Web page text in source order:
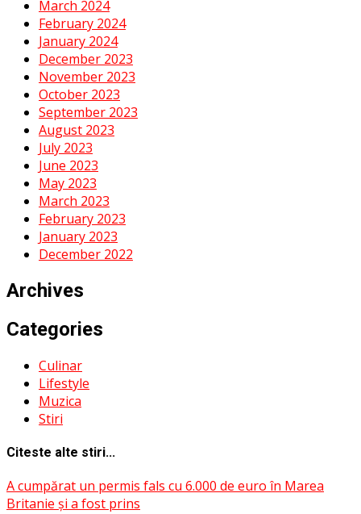
March 2024
February 2024
January 2024
December 2023
November 2023
October 2023
September 2023
August 2023
July 2023
June 2023
May 2023
March 2023
February 2023
January 2023
December 2022
Archives
Categories
Culinar
Lifestyle
Muzica
Stiri
Citeste alte stiri...
A cumpărat un permis fals cu 6.000 de euro în Marea
Britanie și a fost prins